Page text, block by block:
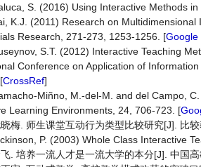
S. (2016) Using Interactive Methods
K.J. (2011) Research on
Research, 271-273, 1253-1256. [Google
S.T. (2012) Interactive Teaching
Conference on Application of
CrossRef]
Miñno, M.-del-M. and del Campo,
Learning Environments, 24, 706-723. [
梅. 师生课堂互动行为类型比较研究[J]. 比
P. (2003) Whole Class Interactive
. 培养一流人才是一流大学的本分[J]. 中国